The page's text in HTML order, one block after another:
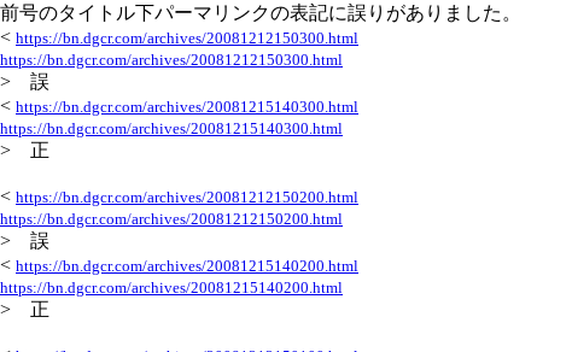
前号のタイトル下パーマリンクの表記に誤りがありました。
< https://bn.dgcr.com/archives/20081212150300.html
https://bn.dgcr.com/archives/20081212150300.html
> 誤
< https://bn.dgcr.com/archives/20081215140300.html
https://bn.dgcr.com/archives/20081215140300.html
> 正
< https://bn.dgcr.com/archives/20081212150200.html
https://bn.dgcr.com/archives/20081212150200.html
> 誤
< https://bn.dgcr.com/archives/20081215140200.html
https://bn.dgcr.com/archives/20081215140200.html
> 正